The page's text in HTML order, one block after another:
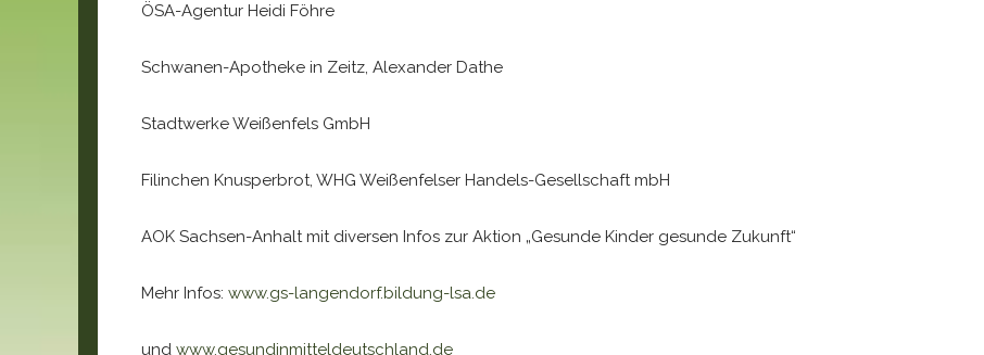
ÖSA-Agentur Heidi Föhre
Schwanen-Apotheke in Zeitz, Alexander Dathe
Stadtwerke Weißenfels GmbH
Filinchen Knusperbrot, WHG Weißenfelser Handels-Gesellschaft mbH
AOK Sachsen-Anhalt mit diversen Infos zur Aktion „Gesunde Kinder gesunde Zukunft“
Mehr Infos: www.gs-langendorf.bildung-lsa.de
und www.gesundinmitteldeutschland.de